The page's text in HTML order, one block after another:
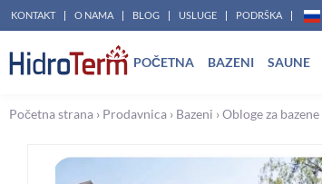
Пређи
садржај
KONTAKT O NAMA BLOG USLUGE PODRŠKA
POČETNA BAZENI SAUNE
Početna strana › Prodavnica › Bazeni ›Obloge za bazene